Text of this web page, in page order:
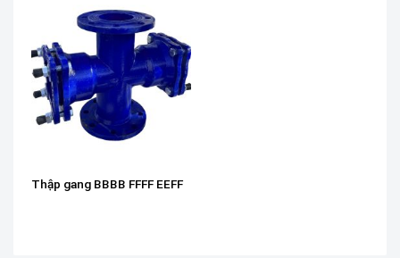
Thập gang BBBB FFFF EEFF